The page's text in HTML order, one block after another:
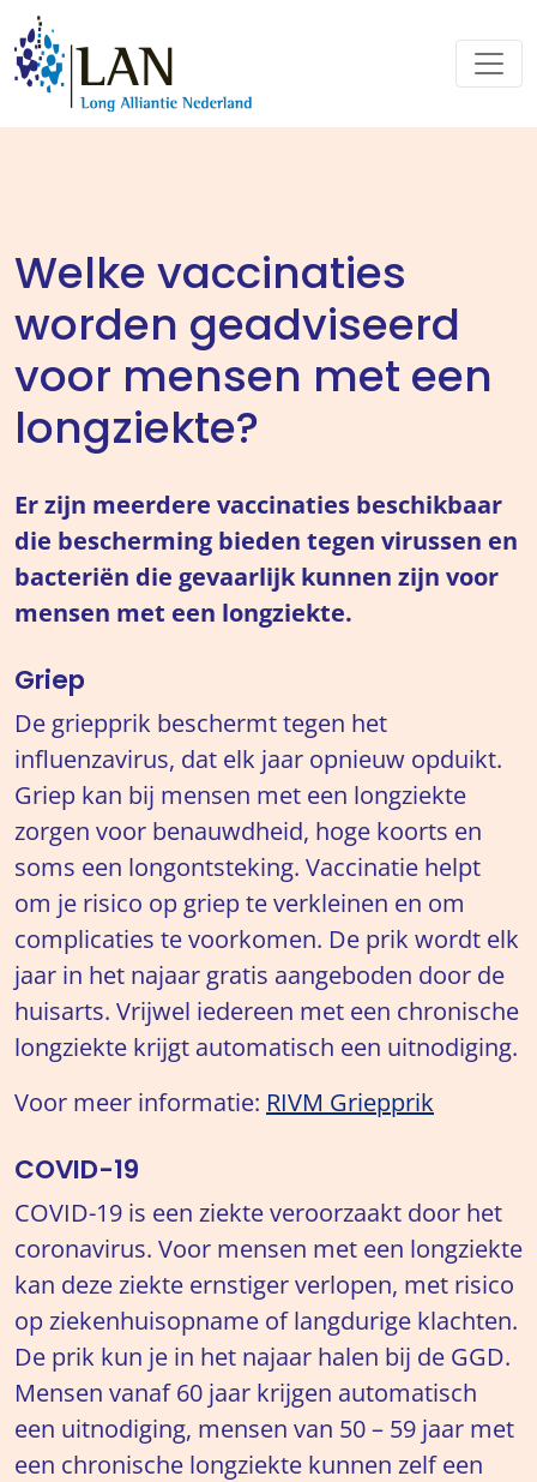
Welke vaccinaties
worden geadviseerd
voor mensen met een
longziekte?
Er zijn meerdere vaccinaties beschikbaar
die bescherming bieden tegen virussen en
bacteriën die gevaarlijk kunnen zijn voor
mensen met een longziekte.
Griep
De griepprik beschermt tegen het
influenzavirus, dat elk jaar opnieuw opduikt.
Griep kan bij mensen met een longziekte
zorgen voor benauwdheid, hoge koorts en
soms een longontsteking. Vaccinatie helpt
om je risico op griep te verkleinen en om
complicaties te voorkomen. De prik wordt elk
jaar in het najaar gratis aangeboden door de
huisarts. Vrijwel iedereen met een chronische
longziekte krijgt automatisch een uitnodiging.
Voor meer informatie: RIVM Griepprik
COVID-19
COVID-19 is een ziekte veroorzaakt door het
coronavirus. Voor mensen met een longziekte
kan deze ziekte ernstiger verlopen, met risico
op ziekenhuisopname of langdurige klachten.
De prik kun je in het najaar halen bij de GGD.
Mensen vanaf 60 jaar krijgen automatisch
een uitnodiging, mensen van 50 – 59 jaar met
een chronische longziekte kunnen zelf een